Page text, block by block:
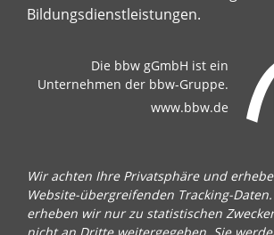
Bildungsdienstleistungen.
Die bbw gGmbH ist ein
Unternehmen der bbw-Gruppe.
www.bbw.de
Wir achten Ihre Privatsphäre und
Website-übergreifenden Tracking-
erheben wir nur zu statistischen